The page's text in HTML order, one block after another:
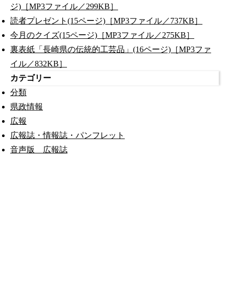
ジ)［MP3ファイル／299KB］
読者プレゼント(15ページ)［MP3ファイル／737KB］
今月のクイズ(15ページ)［MP3ファイル／275KB］
裏表紙「長崎県の伝統的工芸品」(16ページ)［MP3ファ
イル／832KB］
カテゴリー
分類
県政情報
広報
広報誌・情報誌・パンフレット
音声版 広報誌